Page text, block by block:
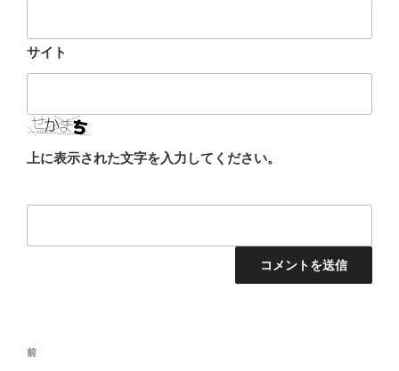
サイト
上に表示された文字を入力してください。
投
前
前